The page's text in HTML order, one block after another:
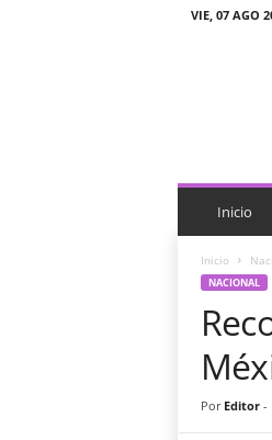
VIE, 07 AGO
c
a
Inicio
Inicio
NACIONAL
Por Editor-